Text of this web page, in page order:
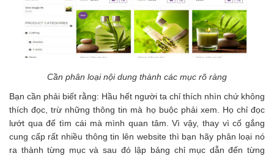
Cần phân loại nội dung thành các mục rõ ràng
Bạn cần phải biết rằng: Hầu hết người ta chỉ thích nhìn chứ không
thích đọc, trừ những thông tin mà họ buộc phải xem. Họ chỉ đọc
lướt qua để tìm cái mà mình quan tâm. Vì vậy, thay vì cố gắng
cung cấp rất nhiều thông tin lên website thì bạn hãy phân loại nó
ra thành từng mục và sau đó lập bảng chỉ mục dẫn đến từng